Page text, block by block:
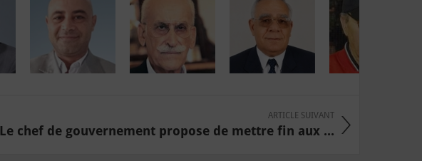
ARTICLE SUIVANT
Le chef de gouvernement propose de mettre fin aux ...